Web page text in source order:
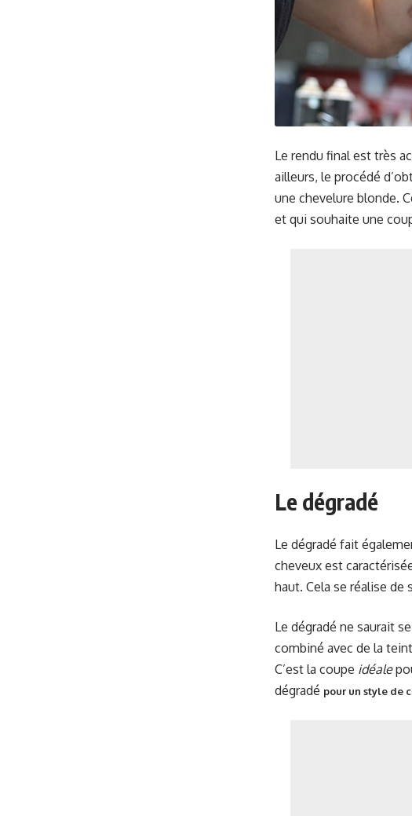
Le rendu final est très
ailleurs, le procédé
une chevelure blonde.
et qui souhaite une
Le dégradé
Le dégradé fait
cheveux est
haut. Cela se réalise de
Le dégradé ne saurait
combiné avec de la
C’est la coupe idéale
dégradé pour un style de